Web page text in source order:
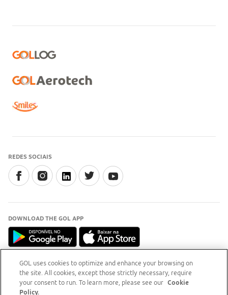
REDES SOCIAIS
DOWNLOAD THE GOL APP
INFORMAÇÃO
Para esclarecimentos, acesse o
GOL uses cookies to optimize and enhance your browsing on
the site. All cookies, except those strictly necessary, require
your consent to run. To learn more, please see our
Cookie
Policy.